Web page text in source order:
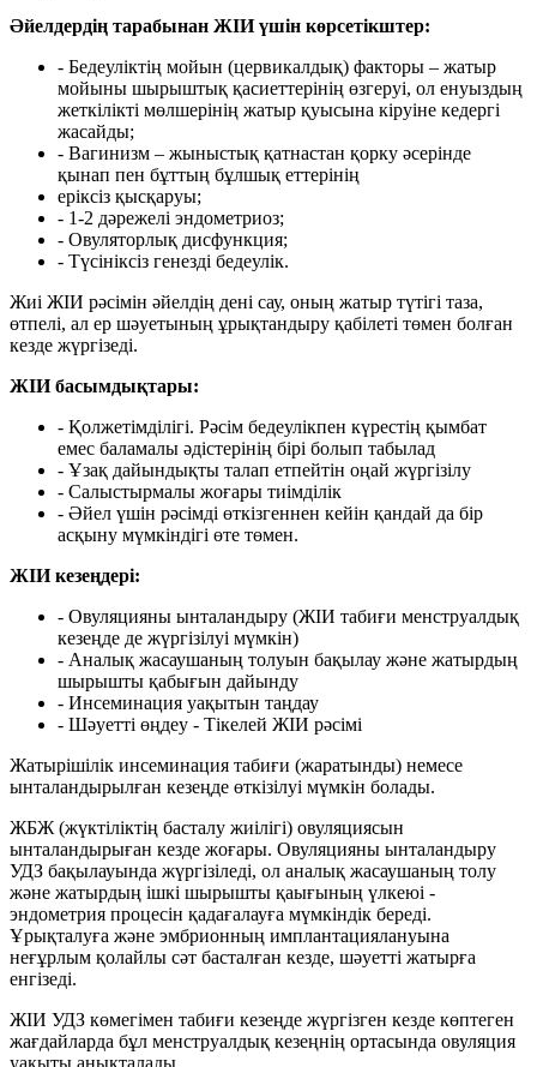
Әйелдердің тарабынан ЖІИ үшін көрсетікштер:
- Бедеуліктің мойын (цервикалдық) факторы – жатыр
мойыны шырыштық қасиеттерінің өзгеруі, ол енуыздың
жеткілікті мөлшерінің жатыр қуысына кіруіне кедергі
жасайды;
- Вагинизм – жыныстық қатнастан қорку әсерінде
қынап пен бұттың бұлшық еттерінің
еріксіз қысқаруы;
- 1-2 дәрежелі эндометриоз;
- Овуляторлық дисфункция;
- Түсініксіз генезді бедеулік.
Жиі ЖІИ рәсімін әйелдің дені сау, оның жатыр түтігі таза,
өтпелі, ал ер шәуетының ұрықтандыру қабілеті төмен болған
кезде жүргізеді.
ЖІИ басымдықтары:
- Қолжетімділігі. Рәсім бедеулікпен күрестің қымбат
емес баламалы әдістерінің бірі болып табылад
- Ұзақ дайындықты талап етпейтін оңай жүргізілу
- Салыстырмалы жоғары тиімділік
- Әйел үшін рәсімді өткізгеннен кейін қандай да бір
асқыну мүмкіндігі өте төмен.
ЖІИ кезеңдері:
- Овуляцияны ынталандыру (ЖІИ табиғи менструалдық
кезеңде де жүргізілуі мүмкін)
- Аналық жасаушаның толуын бақылау және жатырдың
шырышты қабығын дайынду
- Инсеминация уақытын таңдау
- Шәуетті өңдеу - Тікелей ЖІИ рәсімі
Жатырішілік инсеминация табиғи (жаратынды) немесе
ынталандырылған кезеңде өткізілуі мүмкін болады.
ЖБЖ (жүктіліктің басталу жиілігі) овуляциясын
ынталандырыған кезде жоғары. Овуляцияны ынталандыру
УДЗ бақылауында жүргізіледі, ол аналық жасаушаның толу
және жатырдың ішкі шырышты қаығының үлкеюі -
эндометрия процесін қадағалауға мүмкіндік береді.
Ұрықталуға және эмбрионның имплантациялануына
неғұрлым қолайлы сәт басталған кезде, шәуетті жатырға
енгізеді.
ЖІИ УДЗ көмегімен табиғи кезеңде жүргізген кезде көптеген
жағдайларда бұл менструалдық кезеңнің ортасында овуляция